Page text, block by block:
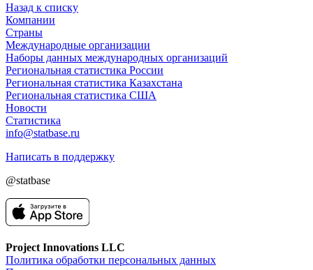
Назад к списку
Компании
Страны
Международные организации
Наборы данных международных организаций
Региональная статистика России
Региональная статистика Казахстана
Региональная статистика США
Новости
Статистика
info@statbase.ru
Написать в поддержку
@statbase
Project Innovations LLC
Политика обработки персональных данных